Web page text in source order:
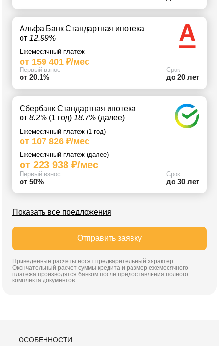
Альфа Банк Стандартная ипотека
от 12.99%
Ежемесячный платеж
от 159 401 ₽/мес
Первый взнос
от 20.1%
Срок
до 20 лет
Сбербанк Стандартная ипотека
от 8.2% (1 год) 18.7% (далее)
Ежемесячный платеж (1 год)
от 107 826 ₽/мес
Ежемесячный платеж (далее)
от 223 938 ₽/мес
Первый взнос
от 50%
Срок
до 30 лет
Показать все предложения
Отправить заявку
Приведенные расчеты носят предварительный характер.
Окончательный расчет суммы кредита и размер ежемесячного
платежа производятся банком после предоставления полного
комплекта документов
ОСОБЕННОСТИ